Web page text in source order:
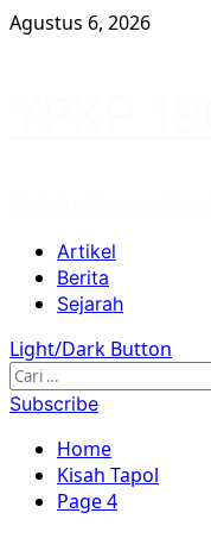
Skip
Agustus 6, 2026
Primary
Menu
Artikel
Berita
Sejarah
Light/Dark Button
Cari
untuk:
Subscribe
Home
Kisah Tapol
Page 4